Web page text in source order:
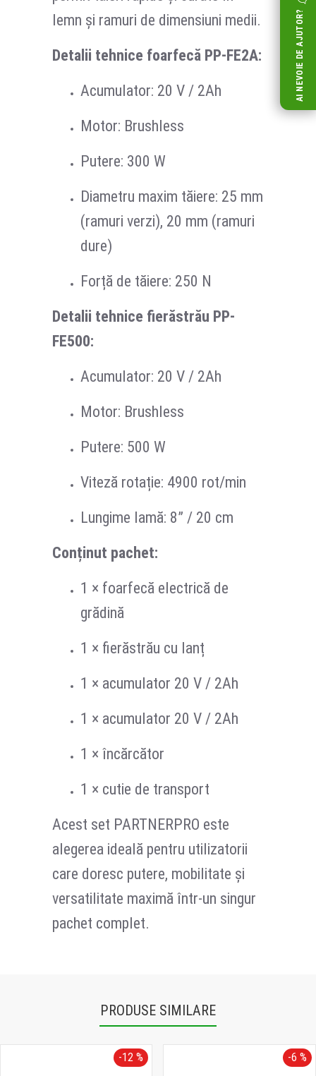
lemn și ramuri de dimensiuni medii.
Detalii tehnice foarfecă PP-FE2A:
Acumulator: 20 V / 2Ah
Motor: Brushless
Putere: 300 W
Diametru maxim tăiere: 25 mm
(ramuri verzi), 20 mm (ramuri
dure)
Forță de tăiere: 250 N
Detalii tehnice fierăstrău PP-
FE500:
Acumulator: 20 V / 2Ah
Motor: Brushless
Putere: 500 W
Viteză rotație: 4900 rot/min
Lungime lamă: 8” / 20 cm
Conținut pachet:
1 × foarfecă electrică de
grădină
1 × fierăstrău cu lanț
1 × acumulator 20 V / 2Ah
1 × acumulator 20 V / 2Ah
1 × încărcător
1 × cutie de transport
Acest set PARTNERPRO este
alegerea ideală pentru utilizatorii
care doresc putere, mobilitate și
versatilitate maximă într-un singur
pachet complet.
PRODUSE SIMILARE
-12 % -6 %
AI NEVOIE DE AJUTOR?